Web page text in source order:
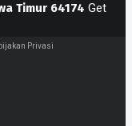
Timur 64174 Get
Privasi